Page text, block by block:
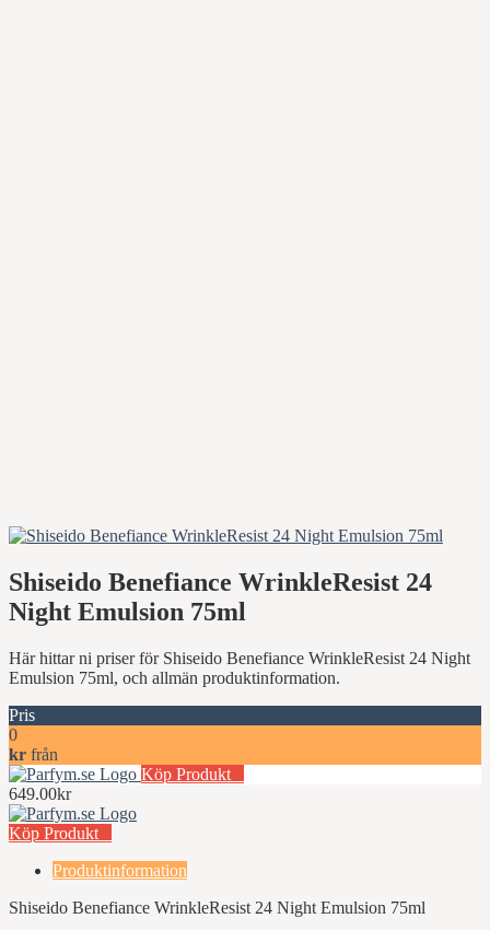
Shiseido Benefiance WrinkleResist 24
Night Emulsion 75ml
Här hittar ni priser för Shiseido Benefiance WrinkleResist 24 Night
Emulsion 75ml, och allmän produktinformation.
Pris
0
kr från
Köp Produkt
649.00kr
Köp Produkt
Produktinformation
Shiseido Benefiance WrinkleResist 24 Night Emulsion 75ml